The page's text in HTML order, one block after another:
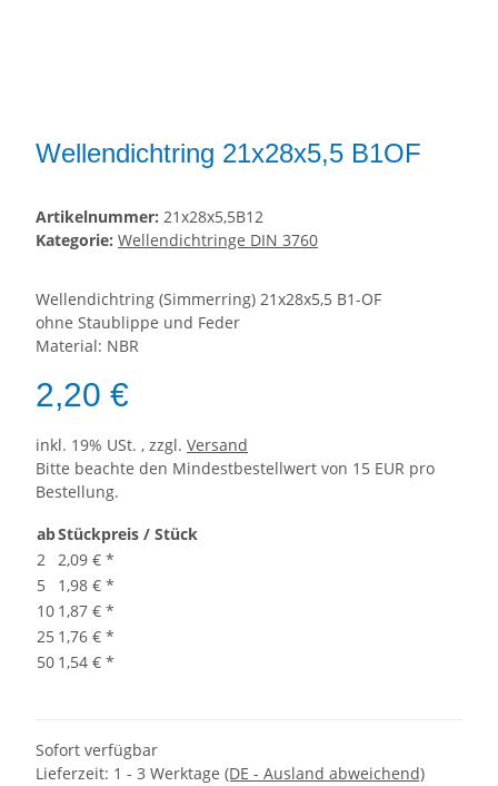
Wellendichtring 21x28x5,5 B1OF
Artikelnummer: 21x28x5,5B12
Kategorie: Wellendichtringe DIN 3760
Wellendichtring (Simmerring) 21x28x5,5 B1-OF
ohne Staublippe und Feder
Material: NBR
2,20 €
inkl. 19% USt. , zzgl. Versand
Bitte beachte den Mindestbestellwert von 15 EUR pro
Bestellung.
abStückpreis / Stück
2 2,09 € *
5
1,98 € *
10 1,87 € *
25 1,76 € *
50 1,54 € *
Sofort verfügbar
Lieferzeit: 1 - 3 Werktage (DE - Ausland abweichend)